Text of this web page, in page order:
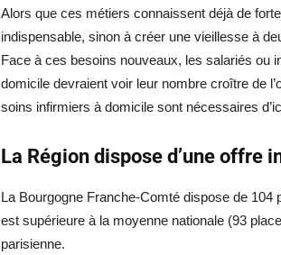
Alors que ces métiers connaissent déjà de
indispensable, sinon à créer une vieillesse à
Face à ces besoins nouveaux, les salariés ou
domicile devraient voir leur nombre croître de
soins infirmiers à domicile sont nécessaires
La Région dispose d’une offre
La Bourgogne Franche-Comté dispose de 104
est supérieure à la moyenne nationale (93
parisienne.